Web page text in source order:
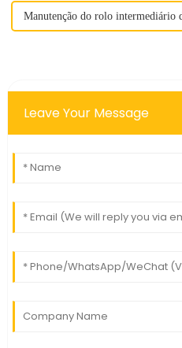
Manutenção do rolo intermediário
Leave Your Message